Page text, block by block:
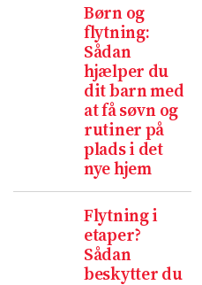
Børn og
flytning:
Sådan
hjælper du
dit barn med
at få søvn og
rutiner på
plads i det
nye hjem
Flytning i
etaper?
Sådan
beskytter du